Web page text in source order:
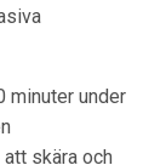
minuter under
skära och